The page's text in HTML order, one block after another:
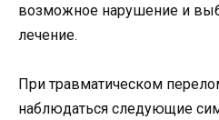
возможное нарушение и
лечение.
При травматическом
наблюдаться следующие